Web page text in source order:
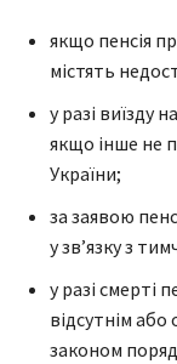
якщо пенсія
містять
у разі виїзду
якщо інше не
України;
за заявою
у зв’язку з
у разі смерті
відсутнім
законом